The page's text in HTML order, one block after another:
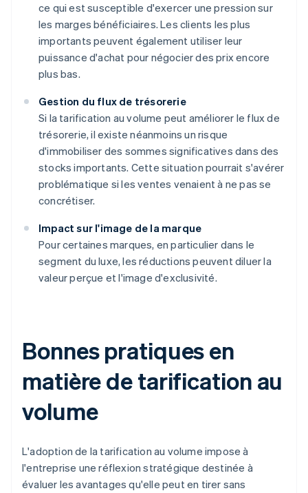
ce qui est susceptible d'exercer une pression sur
les marges bénéficiaires. Les clients les plus
importants peuvent également utiliser leur
puissance d'achat pour négocier des prix encore
plus bas.
Gestion du flux de trésorerie
Si la tarification au volume peut améliorer le flux de
trésorerie, il existe néanmoins un risque
d'immobiliser des sommes significatives dans des
stocks importants. Cette situation pourrait s'avérer
problématique si les ventes venaient à ne pas se
concrétiser.
Impact sur l'image de la marque
Pour certaines marques, en particulier dans le
segment du luxe, les réductions peuvent diluer la
valeur perçue et l'image d'exclusivité.
Bonnes pratiques en
matière de tarification au
volume
L'adoption de la tarification au volume impose à
l'entreprise une réflexion stratégique destinée à
évaluer les avantages qu'elle peut en tirer sans